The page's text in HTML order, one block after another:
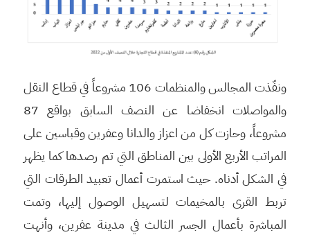
ونفّذت المجالس والمنظمات 106 مشروعاً في قطاع النقل
والمواصلات انخفاضا عن النصف السابق بواقع 87
مشروعاً، وحازت كل من اعزاز والدانا وعفرين وقباسين على
المراتب الأربع الأولى بين المناطق التي تم رصدها كما يظهر
في الشكل أدناه. حيث استمرت أعمال تعبيد الطرقات التي
تربط القرى بالمخيمات لتسهيل الوصول إليها، وتمت
المباشرة بأعمال الجسر الثالث في مدينة عفرين، وأنهت